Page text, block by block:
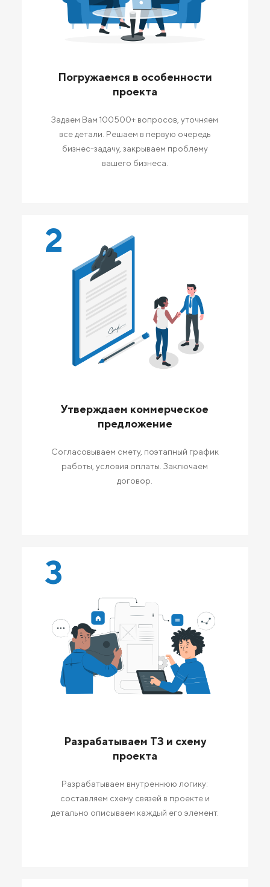
Погружаемся в особенности
проекта
Задаем Вам 100500+ вопросов, уточняем
все детали. Решаем в первую очередь
бизнес-задачу, закрываем проблему
вашего бизнеса.
2
Утверждаем коммерческое
предложение
Согласовываем смету, поэтапный график
работы, условия оплаты. Заключаем
договор.
3
Разрабатываем ТЗ и схему
проекта
Разрабатываем внутреннюю логику:
составляем схему связей в проекте и
детально описываем каждый его элемент.